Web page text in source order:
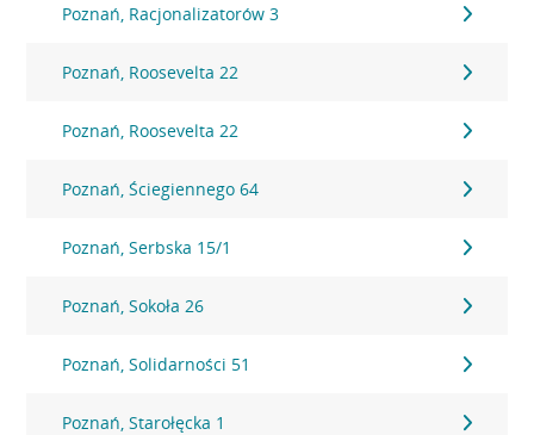
Poznań, Racjonalizatorów 3
Poznań, Roosevelta 22
Poznań, Roosevelta 22
Poznań, Ściegiennego 64
Poznań, Serbska 15/1
Poznań, Sokoła 26
Poznań, Solidarności 51
Poznań, Starołęcka 1